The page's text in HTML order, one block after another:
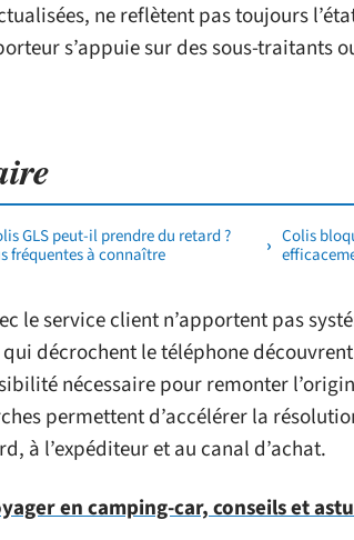
ne reflètent pas toujours
s’appuie sur des sous-traitants
GLS peut-il prendre du retard ?
fréquentes à connaître
Colis
le service client n’apportent pas
décrochent le téléphone
nécessaire pour remonter
permettent d’accélérer la
à l’expéditeur et au canal d’achat.
en camping-car, conseils et